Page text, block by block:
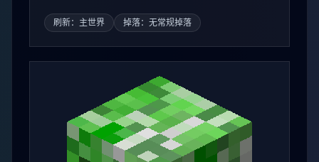
刷新：主世界 掉落：无常规掉落